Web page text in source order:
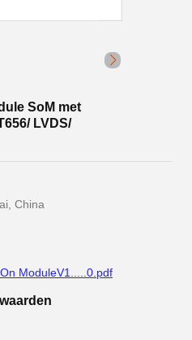
SoM met
LVDS/
China
ModuleV1.....0.pdf